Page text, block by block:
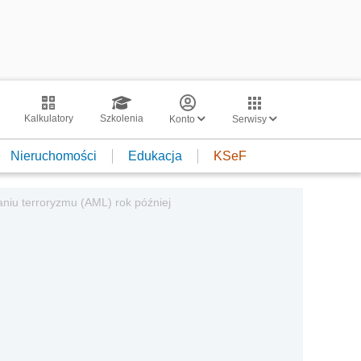
Kalkulatory Szkolenia Konto Serwisy
Nieruchomości Edukacja KSeF
terroryzmu (AML) rok później